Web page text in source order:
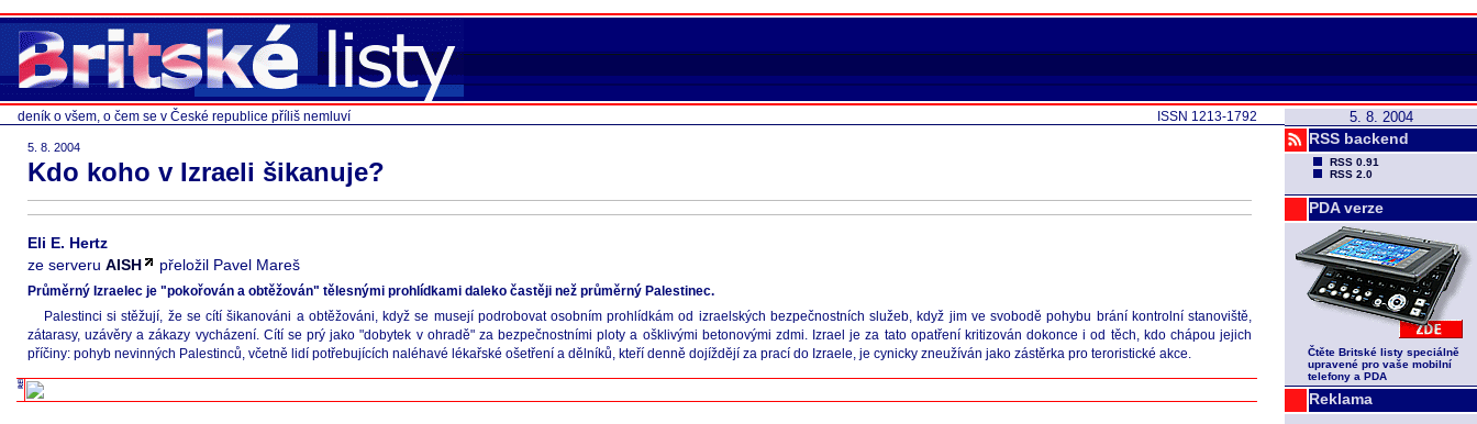
5. 8. 2004
RSS backend
RSS 0.91
RSS 2.0
PDA verze
Čtěte Britské listy speciálně
upravené pro vaše mobilní
telefony a PDA
Reklama
ISSN 1213-1792
deník o všem, o čem se v České republice příliš nemluví
5. 8. 2004
Kdo koho v Izraeli šikanuje?
Eli E. Hertz
ze serveru AISH přeložil Pavel Mareš
Průměrný Izraelec je "pokořován a obtěžován" tělesnými prohlídkami daleko častěji než průměrný Palestinec.
Palestinci si stěžují, že se cítí šikanováni a obtěžováni, když se musejí podrobovat osobním prohlídkám od izraelských bezpečnostních služeb, když jim ve svobodě pohybu brání kontrolní stanoviště,
zátarasy, uzávěry a zákazy vycházení. Cítí se prý jako "dobytek v ohradě" za bezpečnostními ploty a ošklivými betonovými zdmi. Izrael je za tato opatření kritizován dokonce i od těch, kdo chápou jejich
příčiny: pohyb nevinných Palestinců, včetně lidí potřebujících naléhavé lékařské ošetření a dělníků, kteří denně dojíždějí za prací do Izraele, je cynicky zneužíván jako zástěrka pro teroristické akce.